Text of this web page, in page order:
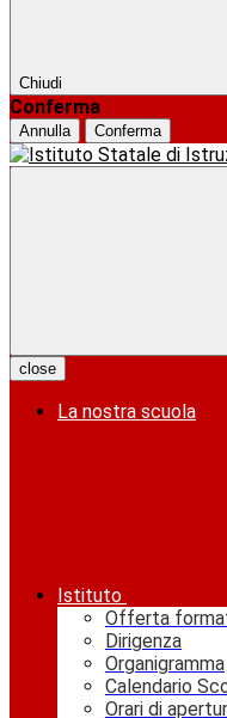
Chiudi
Conferma
Annulla Conferma
close
La nostra scuola
Istituto
Offerta
Dirigenza
Organigramma
Calendario
Orari di